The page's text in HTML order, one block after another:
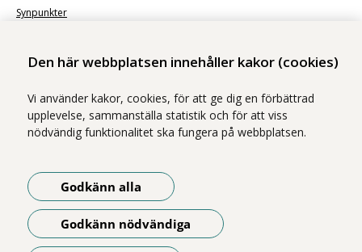
Den här webbplatsen innehåller kakor (cookies)
Vi använder kakor, cookies, för att ge dig en förbättrad
upplevelse, sammanställa statistik och för att viss
nödvändig funktionalitet ska fungera på webbplatsen.
Godkänn alla
Godkänn nödvändiga
Synpunkter
Samtliga bilder på webbplatsen är tagna av fotograf Yanan Li om inget
annat namn anges.
Om webbplatsen